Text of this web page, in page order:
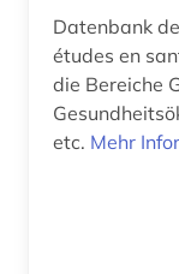
Datenbank
études en
die Bereiche
etc. Mehr